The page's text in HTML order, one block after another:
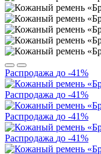
Распродажа до -41%
Распродажа до -41%
Распродажа до -41%
Распродажа до -41%